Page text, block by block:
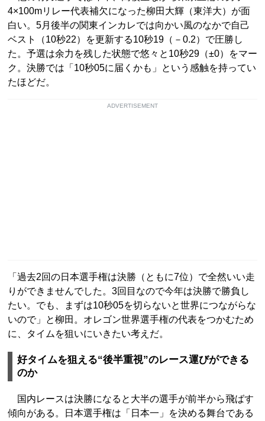
4×100mリレー代表補欠になった柳田大輝（東洋大）が面
白い。5月後半の関東インカレでは向かい風のなかで自己
ベスト（10秒22）を更新する10秒19（－0.2）で圧勝し
た。予選は余力を残した状態で悠々と10秒29（±0）をマー
ク。決勝では「10秒05に届くかも」という感触を持ってい
たほどだ。
ADVERTISEMENT
「過去2回の日本選手権は決勝（ともに7位）で全然いい走
りができませんでした。3回目なので今年は決勝で勝負し
たい。でも、まずは10秒05を切らないと世界につながらな
いので」と柳田。オレゴン世界選手権の代表をつかむため
に、タイムを狙いにいきたい考えだ。
好タイムを狙える“後半重視”のレース運びができる
のか
国内レースは決勝になると大半の選手が前半から飛ばす
傾向がある。日本選手権は「日本一」を決める舞台である